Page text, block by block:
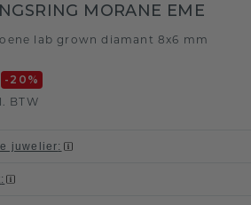
MORANE EME
lab grown diamant 8x6 mm
-20 %
BTW
juwelier:
: